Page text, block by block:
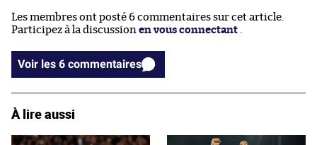
Les membres ont posté 6 commentaires sur cet article.
Participez à la discussion en vous connectant
Voir les 6 commentaires
À lire aussi